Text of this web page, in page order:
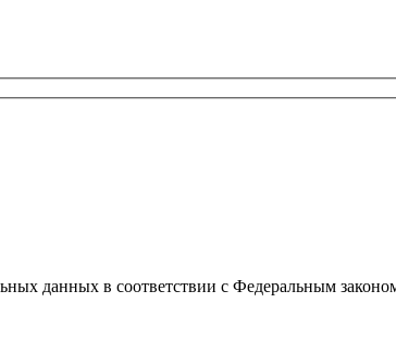
данных в соответствии с Федеральным